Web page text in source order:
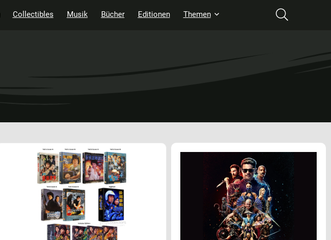
Collectibles Musik Bücher Editionen Themen